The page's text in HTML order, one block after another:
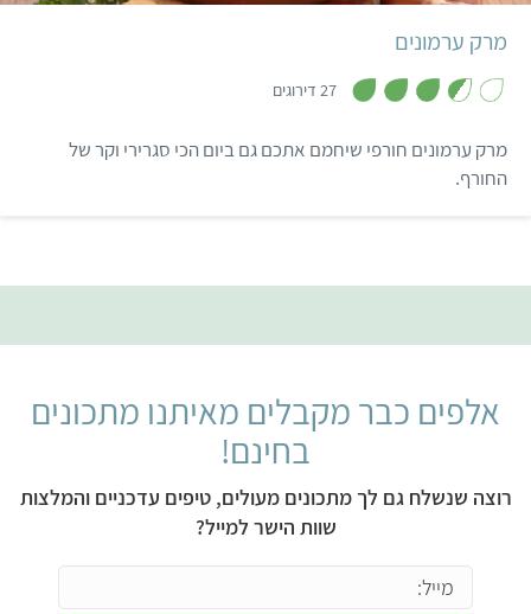
מרק ערמונים
27 דירוגים
ת
מרק ערמונים חורפי שיחמם אתכם גם ביום הכי סגרירי וקר של
החורף.
אלפים כבר מקבלים מאיתנו מתכונים
בחינם!
רוצה שנשלח גם לך מתכונים מעולים, טיפים עדכניים והמלצות
שוות הישר למייל?